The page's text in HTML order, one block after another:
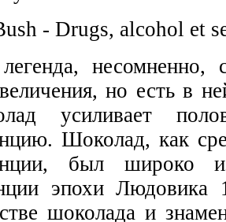
- Drugs, alcohol et
несомненно,
но есть в
усиливает
Шоколад, как
был широко
эпохи Людовика
шоколада и